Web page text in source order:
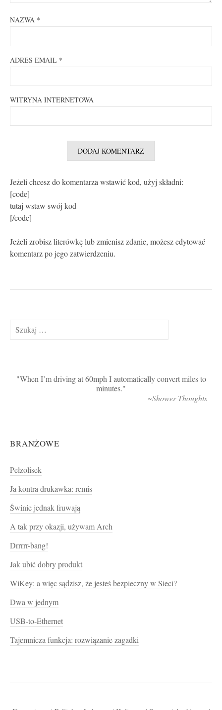
NAZWA *
ADRES EMAIL *
WITRYNA INTERNETOWA
Jeżeli chcesz do komentarza wstawić kod, użyj składni:
[code]
tutaj wstaw swój kod
[/code]
Jeżeli zrobisz literówkę lub zmienisz zdanie, możesz edytować
komentarz po jego zatwierdzeniu.
Szukaj:
When I’m driving at 60mph I automatically convert miles to
minutes.
~Shower Thoughts
BRANŻOWE
Pełzolisek
Ja kontra drukawka: remis
Świnie jednak fruwają
A tak przy okazji, używam Arch
Drrrrr-bang!
Jak ubić dobry produkt
WiKey: a więc sądzisz, że jesteś bezpieczny w Sieci?
Dwa w jednym
USB-to-Ethernet
Tajemnicza funkcja: rozwiązanie zagadki